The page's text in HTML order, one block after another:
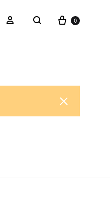
Sign in
Search
Cart
0